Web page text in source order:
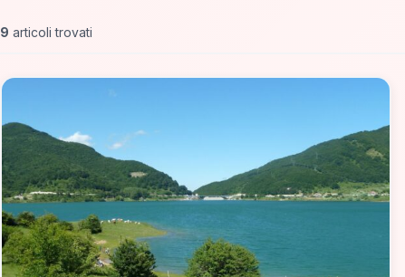
9 articoli trovati